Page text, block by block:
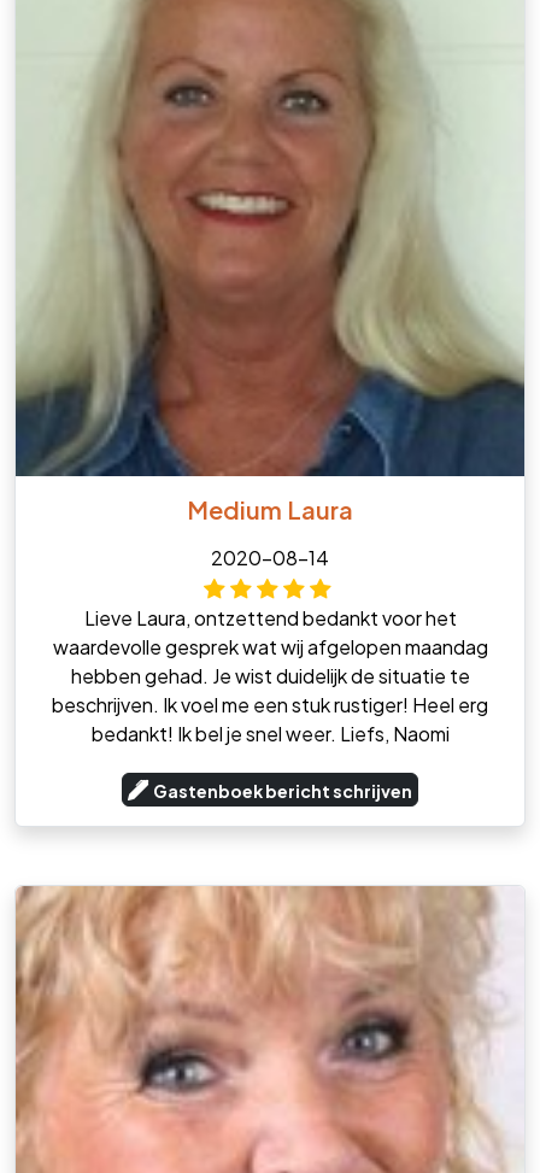
Medium Laura
2020-08-14
Lieve Laura, ontzettend bedankt voor het
waardevolle gesprek wat wij afgelopen maandag
hebben gehad. Je wist duidelijk de situatie te
beschrijven. Ik voel me een stuk rustiger! Heel erg
bedankt! Ik bel je snel weer. Liefs, Naomi
Gastenboek bericht schrijven